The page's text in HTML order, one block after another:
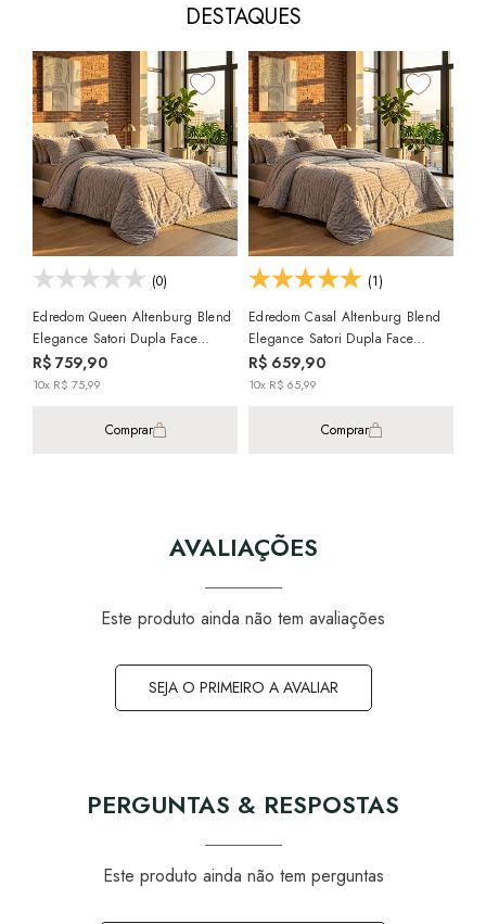
DESTAQUES
(0)
Edredom Queen Altenburg Blend
Elegance Satori Dupla Face
Texturizado Fleece
R$ 759,90
10x R$ 75,99
Comprar
(1)
Edredom Casal Altenburg Blend
Elegance Satori Dupla Face
Texturizado Fleece
R$ 659,90
10x R$ 65,99
Comprar
AVALIAÇÕES
Este produto ainda não tem avaliações
SEJA O PRIMEIRO A AVALIAR
PERGUNTAS & RESPOSTAS
Este produto ainda não tem perguntas